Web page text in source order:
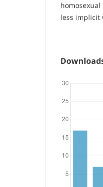
less implicit